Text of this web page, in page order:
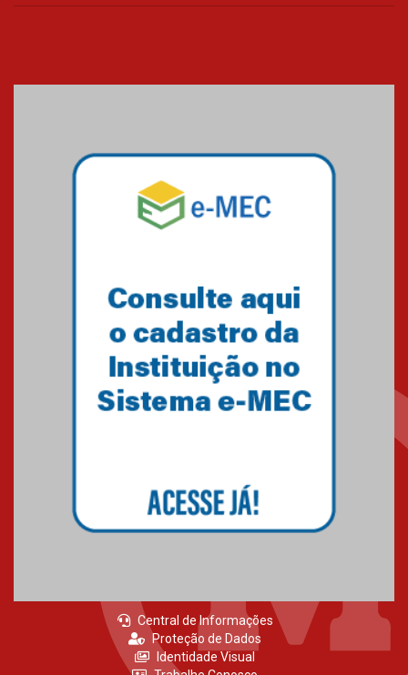
Central de Informações
Proteção de Dados
Identidade Visual